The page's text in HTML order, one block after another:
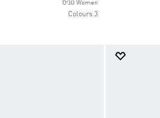
Women טניס
3 Colours